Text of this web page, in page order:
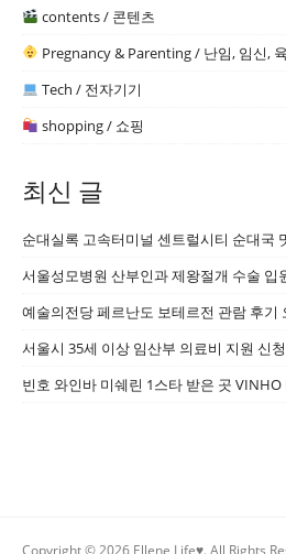
contents / 콘텐츠
Pregnancy & Parenting / 난임, 임신,
Tech / 전자기기
shopping / 쇼핑
최신 글
순대실록 고속터미널 센트럴시티 순대국
서울성모병원 산부인과 제왕절개 수술 입
예술의전당 페르난도 보테르전 관람 후기
서울시 35세 이상 임산부 의료비 지원 신
빈호 와인바 미쉐린 1스타 받은 곳